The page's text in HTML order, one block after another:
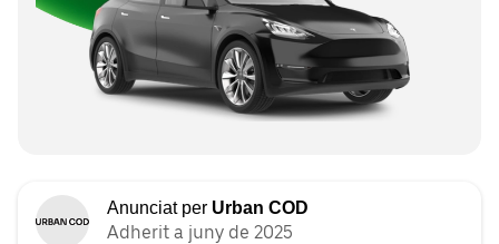
Anunciat per Urban COD
Adherit a juny de 2025